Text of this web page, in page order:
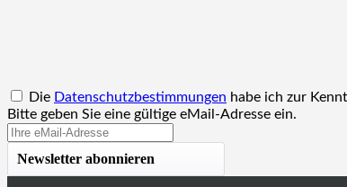
Die Datenschutzbestimmungen habe ich zur
Bitte geben Sie eine gültige eMail-Adresse ein.
Newsletter abonnieren